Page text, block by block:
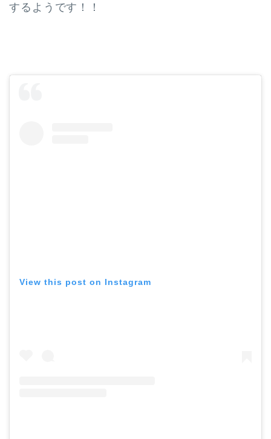
するようです！！
View this post on Instagram